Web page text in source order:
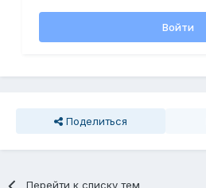
Войти
Поделиться
Перейти к списку тем